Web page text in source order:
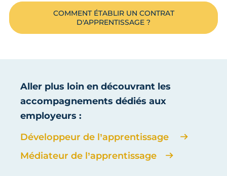
COMMENT ÉTABLIR UN CONTRAT
D'APPRENTISSAGE ?
Aller plus loin en découvrant les
accompagnements dédiés aux
employeurs :
Développeur de l’apprentissage
Médiateur de l’apprentissage